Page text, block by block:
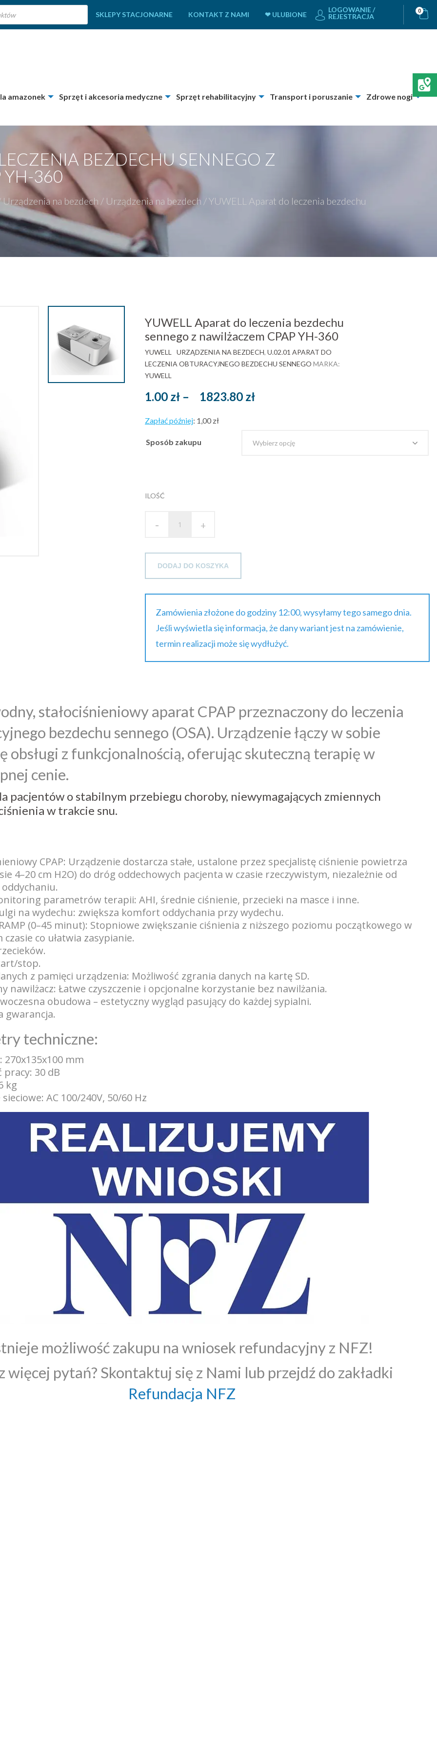
SKLEPY STACJONARNE KONTAKT Z NAMI ❤ ULUBIONE
LOGOWANIE /
REJESTRACJA
0
amazonek Sprzęt i akcesoria medyczne Sprzęt rehabilitacyjny Transport i poruszanie
Zdrowe nogi
BEZDECHU SENNEGO Z
YH-360
Urządzenia na bezdech / Urządzenia na bezdech /YUWELL Aparat do leczenia bezdechu
YUWELL Aparat do leczenia bezdechu
sennego z nawilżaczem CPAP YH-360
YUWELL URZĄDZENIA NA BEZDECH, U.02.01 APARAT DO
LECZENIA OBTURACYJNEGO BEZDECHU SENNEGO MARKA:
YUWELL
1.00 zł – 1823.80 złZakres
1.00 zł
Zapłać później: 1,00 zł
Sposób zakupu
ILOŚĆ
- +
DODAJ DO KOSZYKA
Zamówienia złożone do godziny 12:00, wysyłamy tego samego dnia.
Jeśli wyświetla się informacja, że dany wariant jest na zamówienie,
termin realizacji może się wydłużyć.
stałociśnieniowy aparat CPAP przeznaczony do leczenia
bezdechu sennego (OSA). Urządzenie łączy w sobie
obsługi z funkcjonalnością, oferując skuteczną terapię w
cenie.
pacjentów o stabilnym przebiegu choroby, niewymagających zmiennych
w trakcie snu.
CPAP: Urządzenie dostarcza stałe, ustalone przez specjalistę ciśnienie powietrza
4–20 cm H2O) do dróg oddechowych pacjenta w czasie rzeczywistym, niezależnie od
parametrów terapii: AHI, średnie ciśnienie, przecieki na masce i inne.
na wydechu: zwiększa komfort oddychania przy wydechu.
(0–45 minut): Stopniowe zwiększanie ciśnienia z niższego poziomu początkowego w
czasie co ułatwia zasypianie.
stop.
z pamięci urządzenia: Możliwość zgrania danych na kartę SD.
nawilżacz: Łatwe czyszczenie i opcjonalne korzystanie bez nawilżania.
obudowa – estetyczny wygląd pasujący do każdej sypialni.
gwarancja.
techniczne:
270x135x100 mm
pracy: 30 dB
kg
AC 100/240V, 50/60 Hz
możliwość zakupu na wniosek refundacyjny z NFZ!
więcej pytań? Skontaktuj się z Nami lub przejdź do zakładki
Refundacja NFZ